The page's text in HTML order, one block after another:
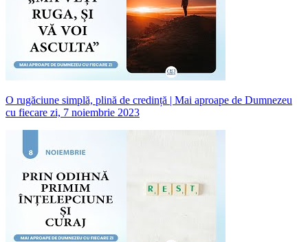
O rugăciune simplă, plină de credință | Mai aproape de Dumnezeu
cu fiecare zi, 7 noiembrie 2023